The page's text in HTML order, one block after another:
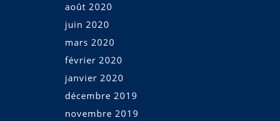
août 2020
juin 2020
mars 2020
février 2020
janvier 2020
décembre 2019
novembre 2019